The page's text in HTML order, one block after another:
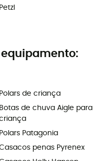
Petzl
Polars de criança
Botas de chuva Aigle para
Polars Patagonia
penas Pyrenex